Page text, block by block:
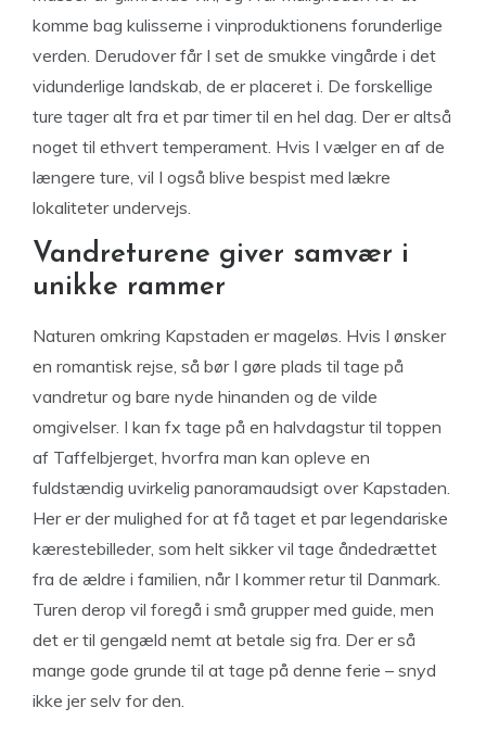
komme bag kulisserne i vinproduktionens forunderlige
verden. Derudover får I set de smukke vingårde i det
vidunderlige landskab, de er placeret i. De forskellige
ture tager alt fra et par timer til en hel dag. Der er altså
noget til ethvert temperament. Hvis I vælger en af de
længere ture, vil I også blive bespist med lækre
lokaliteter undervejs.
Vandreturene giver samvær i
unikke rammer
Naturen omkring Kapstaden er mageløs. Hvis I ønsker
en romantisk rejse, så bør I gøre plads til tage på
vandretur og bare nyde hinanden og de vilde
omgivelser. I kan fx tage på en halvdagstur til toppen
af Taffelbjerget, hvorfra man kan opleve en
fuldstændig uvirkelig panoramaudsigt over Kapstaden.
Her er der mulighed for at få taget et par legendariske
kærestebilleder, som helt sikker vil tage åndedrættet
fra de ældre i familien, når I kommer retur til Danmark.
Turen derop vil foregå i små grupper med guide, men
det er til gengæld nemt at betale sig fra. Der er så
mange gode grunde til at tage på denne ferie – snyd
ikke jer selv for den.